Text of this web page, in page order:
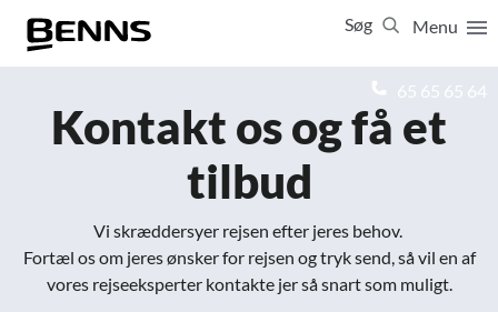
Menu
Søg
65 65 65 64
Kontakt os og få et
tilbud
Vi skræddersyer rejsen efter jeres behov.
Fortæl os om jeres ønsker for rejsen og tryk send, så vil en af
vores rejseeksperter kontakte jer så snart som muligt.
Luk
Vis resultater for:
Firma- og temarejser